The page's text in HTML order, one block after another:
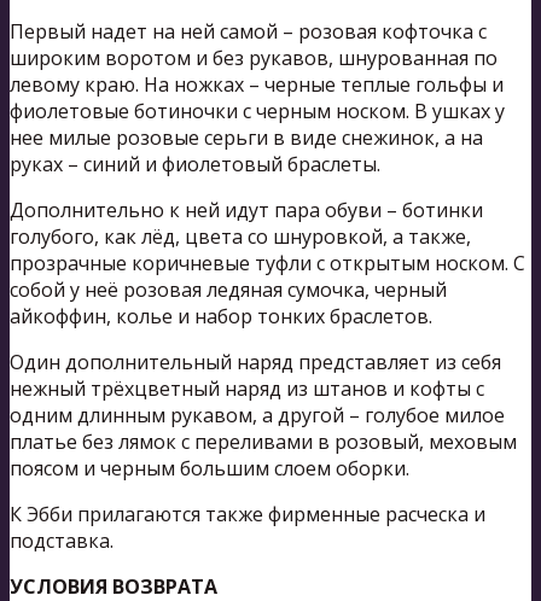
Первый надет на ней самой – розовая кофточка с
широким воротом и без рукавов, шнурованная по
левому краю. На ножках – черные теплые гольфы и
фиолетовые ботиночки с черным носком. В ушках у
нее милые розовые серьги в виде снежинок, а на
руках – синий и фиолетовый браслеты.
Дополнительно к ней идут пара обуви – ботинки
голубого, как лёд, цвета со шнуровкой, а также,
прозрачные коричневые туфли с открытым носком. С
собой у неё розовая ледяная сумочка, черный
айкоффин, колье и набор тонких браслетов.
Один дополнительный наряд представляет из себя
нежный трёхцветный наряд из штанов и кофты с
одним длинным рукавом, а другой – голубое милое
платье без лямок с переливами в розовый, меховым
поясом и черным большим слоем оборки.
К Эбби прилагаются также фирменные расческа и
подставка.
УСЛОВИЯ ВОЗВРАТА